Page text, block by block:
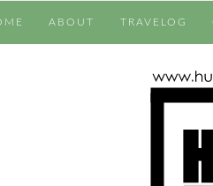
ABOUT TRAVELOG